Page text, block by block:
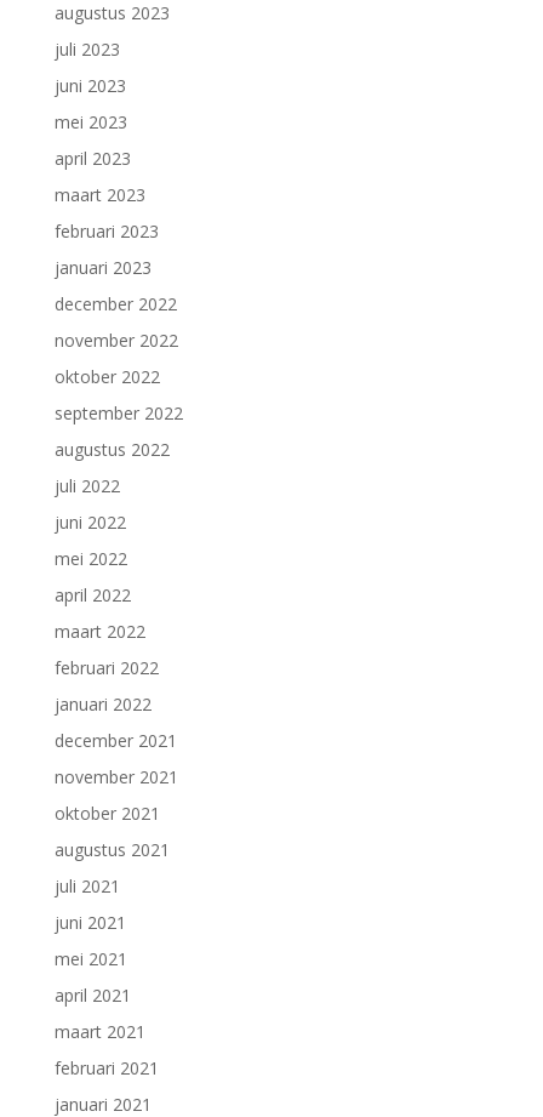
augustus 2023
juli 2023
juni 2023
mei 2023
april 2023
maart 2023
februari 2023
januari 2023
december 2022
november 2022
oktober 2022
september 2022
augustus 2022
juli 2022
juni 2022
mei 2022
april 2022
maart 2022
februari 2022
januari 2022
december 2021
november 2021
oktober 2021
augustus 2021
juli 2021
juni 2021
mei 2021
april 2021
maart 2021
februari 2021
januari 2021